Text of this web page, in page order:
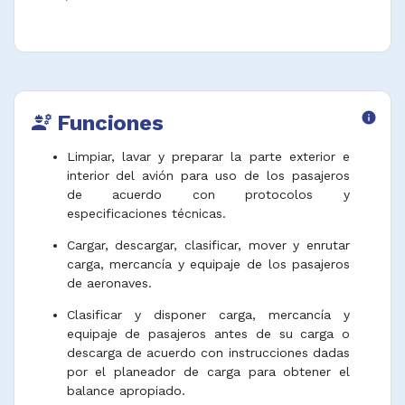
engineering Funciones info
Limpiar, lavar y preparar la parte exterior e
interior del avión para uso de los pasajeros
de acuerdo con protocolos y
especificaciones técnicas.
Cargar, descargar, clasificar, mover y enrutar
carga, mercancía y equipaje de los pasajeros
de aeronaves.
Clasificar y disponer carga, mercancía y
equipaje de pasajeros antes de su carga o
descarga de acuerdo con instrucciones dadas
por el planeador de carga para obtener el
balance apropiado.